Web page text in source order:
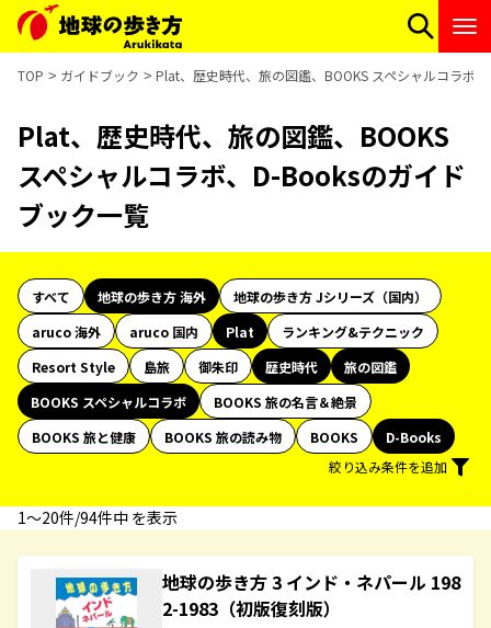
TOP ガイドブック Plat、歴史時代、旅の図鑑、BOOKS スペシャルコラボ
Plat、歴史時代、旅の図鑑、BOOKS
スペシャルコラボ、D-Booksのガイド
ブック一覧
すべて 地球の歩き方 海外
地球の歩き方 Jシリーズ（国内）
aruco 海外
aruco 国内 Plat
ランキング&テクニック
Resort Style
島旅 御朱印 歴史時代
旅の図鑑
BOOKS スペシャルコラボ
BOOKS 旅の名言＆絶景
BOOKS 旅と健康
BOOKS 旅の読み物 BOOKS
D-Books
絞り込み条件を追加
1〜20件/94件中 を表示
地球の歩き方 3 インド・ネパール 198
2-1983（初版復刻版）